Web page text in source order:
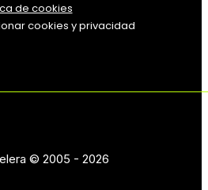
de cookies
cookies y privacidad
© 2005 - 2026